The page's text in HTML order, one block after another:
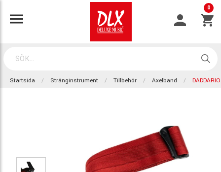
0
Startsida Stränginstrument Tillbehör Axelband